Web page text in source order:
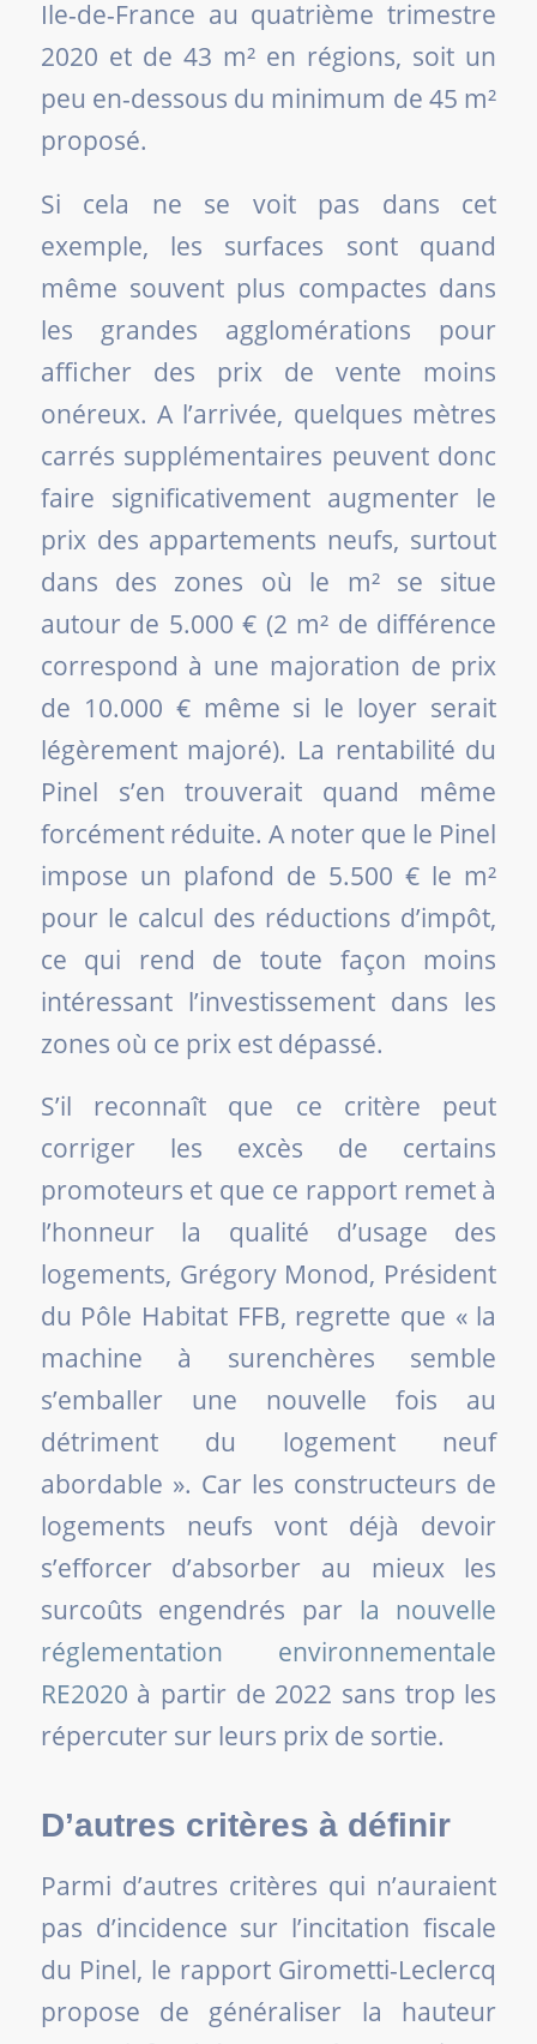
Ile-de-France au quatrième trimestre
2020 et de 43 m² en régions, soit un
peu en-dessous du minimum de 45 m²
proposé.
Si cela ne se voit pas dans cet
exemple, les surfaces sont quand
même souvent plus compactes dans
les grandes agglomérations pour
afficher des prix de vente moins
onéreux. A l’arrivée, quelques mètres
carrés supplémentaires peuvent donc
faire significativement augmenter le
prix des appartements neufs, surtout
dans des zones où le m² se situe
autour de 5.000 € (2 m² de différence
correspond à une majoration de prix
de 10.000 € même si le loyer serait
légèrement majoré). La rentabilité du
Pinel s’en trouverait quand même
forcément réduite. A noter que le Pinel
impose un plafond de 5.500 € le m²
pour le calcul des réductions d’impôt,
ce qui rend de toute façon moins
intéressant l’investissement dans les
zones où ce prix est dépassé.
S’il reconnaît que ce critère peut
corriger les excès de certains
promoteurs et que ce rapport remet à
l’honneur la qualité d’usage des
logements, Grégory Monod, Président
du Pôle Habitat FFB, regrette que « la
machine à surenchères semble
s’emballer une nouvelle fois au
détriment du logement neuf
abordable ». Car les constructeurs de
logements neufs vont déjà devoir
s’efforcer d’absorber au mieux les
surcoûts engendrés par la nouvelle
réglementation environnementale
RE2020 à partir de 2022 sans trop les
répercuter sur leurs prix de sortie.
D’autres critères à définir
Parmi d’autres critères qui n’auraient
pas d’incidence sur l’incitation fiscale
du Pinel, le rapport Girometti-Leclercq
propose de généraliser la hauteur